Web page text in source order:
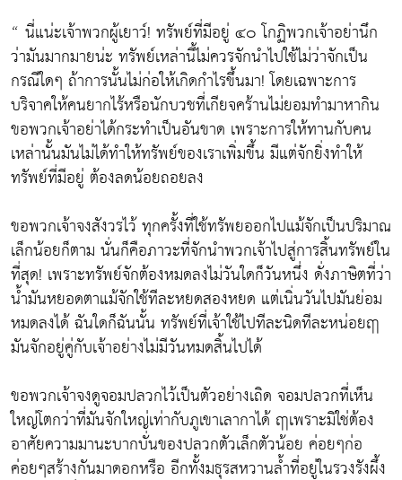
“ นี่แน่ะเจ้าพวกผู้เยาว์! ทรัพย์ที่มีอยู่ ๔๐ โกฏิพวกเจ้าอย่านึก
ว่ามันมากมายน่ะ ทรัพย์เหล่านี้ไม่ควรจักนำไปใช้ไม่ว่าจักเป็น
กรณีใดๆ ถ้าการนั้นไม่ก่อให้เกิดกำไรขึ้นมา! โดยเฉพาะการ
บริจาคให้คนยากไร้หรือนักบวชที่เกียจคร้านไม่ยอมทำมาหากิน
ขอพวกเจ้าอย่าได้กระทำเป็นอันขาด เพราะการให้ทานกับคน
เหล่านั้นมันไม่ได้ทำให้ทรัพย์ของเราเพิ่มขึ้น มีแต่จักยิ่งทำให้
ทรัพย์ที่มีอยู่ ต้องลดน้อยถอยลง
ขอพวกเจ้าจงสังวรไว้ ทุกครั้งที่ใช้ทรัพยออกไปแม้จักเป็นปริมาณ
เล็กน้อยก็ตาม นั่นก็คือภาวะที่จักนำพวกเจ้าไปสู่การสิ้นทรัพย์ใน
ที่สุด! เพราะทรัพย์จักต้องหมดลงไม่วันใดก็วันหนึ่ง ดั่งภาษิตที่ว่า
น้ำมันหยอดตาแม้จักใช้ทีละหยดสองหยด แต่เนิ่นวันไปมันย่อม
หมดลงได้ ฉันใดก็ฉันนั้น ทรัพย์ที่เจ้าใช้ไปทีละนิดทีละหน่อยฤา
มันจักอยู่คู่กับเจ้าอย่างไม่มีวันหมดสิ้นไปได้
ขอพวกเจ้าจงดูจอมปลวกไว้เป็นตัวอย่างเถิด จอมปลวกที่เห็น
ใหญ่โตกว่าที่มันจักใหญ่เท่ากับภูเขาเลากาได้ ฤาเพราะมิใช่ต้อง
อาศัยความมานะบากบั่นของปลวกตัวเล็กตัวน้อย ค่อยๆก่อ
ค่อยๆสร้างกันมาดอกหรือ อีกทั้งมธุรสหวานล้ำที่อยู่ในรวงรังผึ้ง